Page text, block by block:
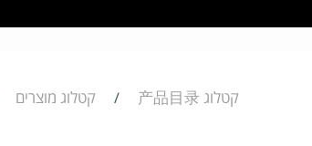
קטלוג 产品目录 / קטלוג מוצרים